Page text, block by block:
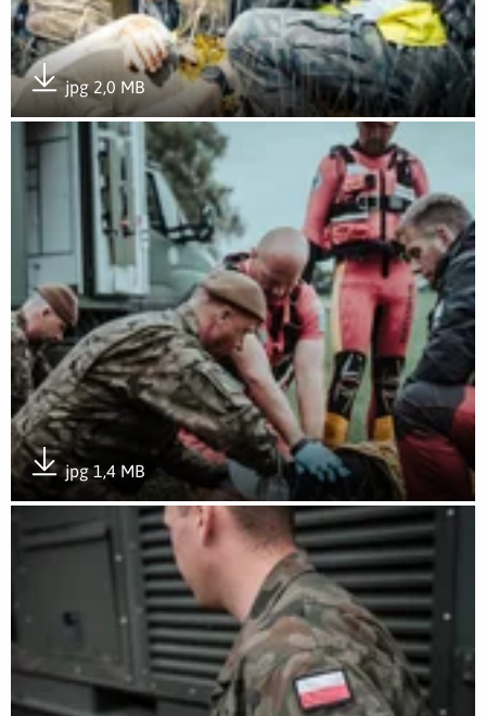
jpg 2,0 MB
Pobierz załącznik
Otwórz załącznik Ulewa, pożar, kryzys, Terytorialsi
jpg 1,4 MB
Pobierz załącznik
Otwórz załącznik Ulewa, pożar, kryzys, Terytorialsi